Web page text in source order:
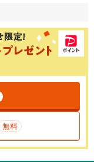
無料